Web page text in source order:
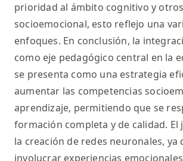
prioridad al ámbito cognitivo y
socioemocional, esto reflejo una
enfoques. En conclusión, la
como eje pedagógico central en la
se presenta como una estrategia
aumentar las competencias
aprendizaje, permitiendo que se
formación completa y de calidad.
la creación de redes neuronales, ya
involucrar experiencias